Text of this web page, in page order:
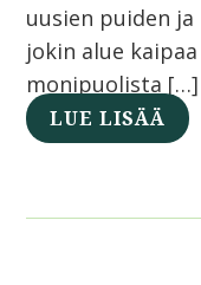
uusien puiden ja
jokin alue
monipuolista […]
LUE LISÄÄ